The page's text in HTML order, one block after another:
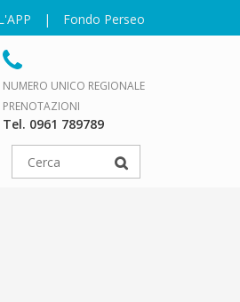
| Fondo Perseo
NUMERO UNICO REGIONALE
PRENOTAZIONI
Tel. 0961 789789